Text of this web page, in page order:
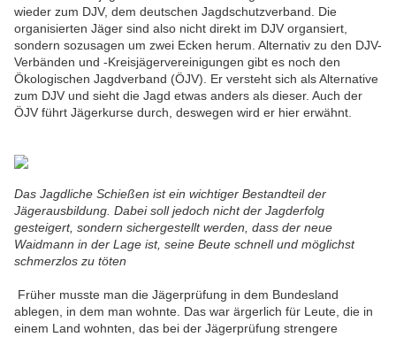
wieder zum DJV, dem deutschen Jagdschutzverband. Die
organisierten Jäger sind also nicht direkt im DJV organsiert,
sondern sozusagen um zwei Ecken herum. Alternativ zu den DJV-
Verbänden und -Kreisjägervereinigungen gibt es noch den
Ökologischen Jagdverband (ÖJV). Er versteht sich als Alternative
zum DJV und sieht die Jagd etwas anders als dieser. Auch der
ÖJV führt Jägerkurse durch, deswegen wird er hier erwähnt.
Das Jagdliche Schießen ist ein wichtiger Bestandteil der
Jägerausbildung. Dabei soll jedoch nicht der Jagderfolg
gesteigert, sondern sichergestellt werden, dass der neue
Waidmann in der Lage ist, seine Beute schnell und möglichst
schmerzlos zu töten
Früher musste man die Jägerprüfung in dem Bundesland
ablegen, in dem man wohnte. Das war ärgerlich für Leute, die in
einem Land wohnten, das bei der Jägerprüfung strengere